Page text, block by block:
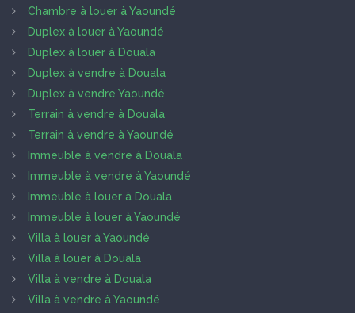
Chambre à louer à Yaoundé
Duplex à louer à Yaoundé
Duplex à louer à Douala
Duplex à vendre à Douala
Duplex à vendre Yaoundé
Terrain à vendre à Douala
Terrain à vendre à Yaoundé
Immeuble à vendre à Douala
Immeuble à vendre à Yaoundé
Immeuble à louer à Douala
Immeuble à louer à Yaoundé
Villa à louer à Yaoundé
Villa à louer à Douala
Villa à vendre à Douala
Villa à vendre à Yaoundé